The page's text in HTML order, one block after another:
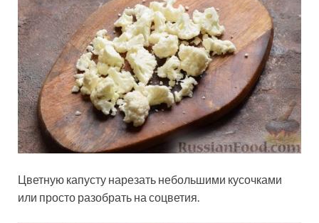
Цветную капусту нарезать небольшими кусочками
или просто разобрать на соцветия.